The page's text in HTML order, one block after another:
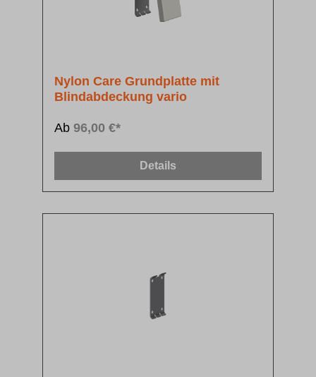
Nylon Care Grundplatte mit
Blindabdeckung vario
Ab 96,00 €*
Details